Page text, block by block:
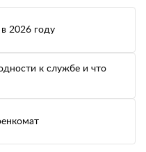
2026 году
к службе и что